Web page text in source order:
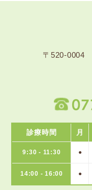
〒520-0004
診療時間 月
9:30 - 11:30 ●
14:00 - 16:00 ●